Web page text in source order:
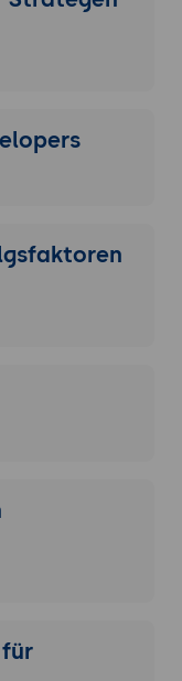
für